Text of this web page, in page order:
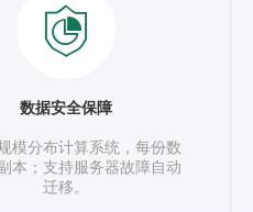
数据安全保障
模分布计算系统，每份数
本；支持服务器故障自动
迁移。